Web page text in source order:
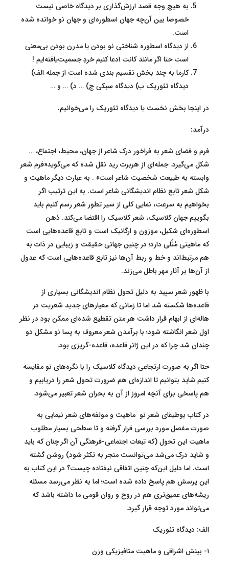
به هیچ وجه قصد ارزش‌گذاری بر دیدگاه خاصی نیست
خصوصا بین آن‌چه جهان اسطوره‌ای و جهان نو خوانده‌ شده
است.
از دیدگاه اسطوره شناختی نو بودن یا مدرن بودن بی‌معنی
است حتا اگر مانند کانت ادعا کنیم خردِ جسمیت‌یافته‌ایم !
کارما به چند بخش تقسیم بندی شده است از جمله الف)
دیدگاه تئوریک ب) دیدگاه سبکی ج) … د) … و …
در اینجا بخش نخست یا دیدگاه تئوریک را می‌خوانیم.
درآمد:
فرم و فضای شعر به فراخور درک شاعر از جهان، محیط، اجتماع، …
شکل می‌گیرد. جمله‌ای از هربرت رید نقل شده که می‌گوید«فرم شعر
وابسته به طبیعت شخصیت شاعر است» . به عبارت دیگر ماهیت و
شکل شعر تابع نظام اندیشگانی شاعر است. به این ترتیب اگر
بخواهیم به سرعت، نمایی کلی از سیر تطور شعر رسم کنیم باید
بگوییم جهان کلاسیک، شعر کلاسیک را اقتضا می‌کند. ذهن
اسطوره‌ای شکیل، موزون و ارگانیک است و تابع قاعده‌هایی است
که ماهیتی مُثُلی دارد؛ در چنین جهانی حقیقت و زیبایی در ذات به
هم مرتبط‌اند و خط و ربط آن‌ها نیز تابع قاعده‌هایی است که عدول
از آن‌ها بر آثار مهر باطل می‌زند.
با ظهور شعر سپید به دلیل تحول نظام اندیشگانی بسیاری از
قاعده‌ها شکسته شد اما تا زمانی که معیارهای جدید شعریت در
هاله‌‌ای از ابهام قرار داشت هر متن تقطیع شده‌ای ممکن بود در نظر
اول شعر انگاشته شود؛ با برآمدن شعر معروف به پسا نو مشکل دو
چندان شد چرا که در این ژانر قاعده، قاعده-گریزی بود.
حتا اگر به صورت ارتجاعی دیدگاه کلاسیک را با نگره‌های نو مقایسه
کنیم شاید بتوانیم تا اندازه‌ای هم ضرورت تحول شعر را دریابیم و
هم پاسخی برای آنچه امروز از آن به بحران شعر تعبیر می‌شود.
در کتاب بوطیقای شعر نو ماهیت و مولفه‌های شعر نیمایی به
صورت مفصل مورد بررسی قرار گرفته و تا سطحی بسیار مطلوب
ماهیت این تحول (که تبعات اجتماعی-فرهنگی آن اگر چنان که باید
و شاید درک می‌شد می‌توانست منجر به تکثر شود) روشن گشته
است. اما دلیل این‌که چنین اتفاقی نیفتاده چیست؟ در این کتاب به
این پرسش هم پاسخ داده شده است؛ اما به نظر می‌رسد مسئله
ریشه‌های عمیق‌تری هم در روح و روان قومی ما داشته باشد که
می‌تواند مورد توجه قرار گیرد.
الف: دیدگاه تئوریک
۱- بینش اشراقی و ماهیت متافیزیکی وزن